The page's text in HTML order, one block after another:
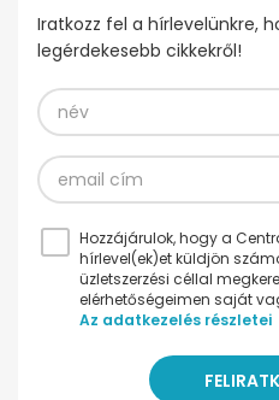
Iratkozz fel a hírlevelünkre,
legérdekesebb cikkekről!
Hozzájárulok, hogy a
hírlevel(ek)et küldjön
üzletszerzési céllal
elérhetőségeimen saját
Az adatkezelés részletei